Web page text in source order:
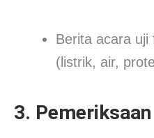
Berita acara uji
(listrik, air,
3.